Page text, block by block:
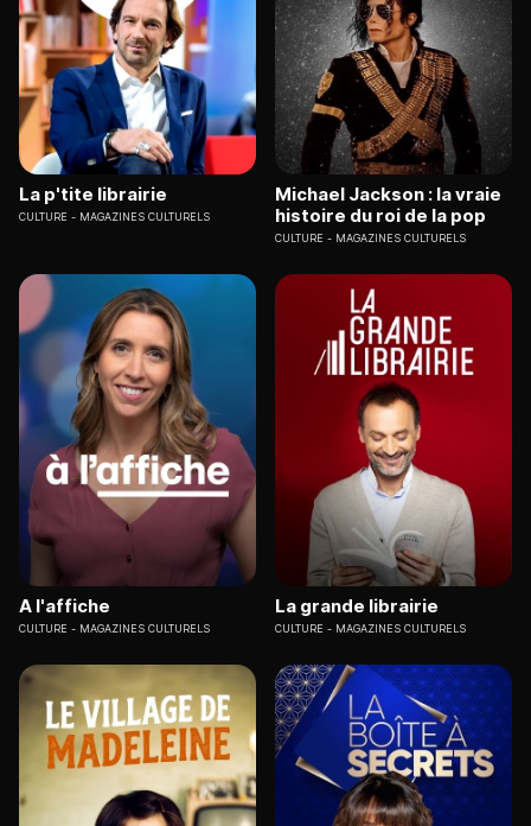
La p'tite librairie
CULTURE MAGAZINES CULTURELS
Michael Jackson : la vraie
histoire du roi de la pop
CULTURE MAGAZINES CULTURELS
A l'affiche
CULTURE MAGAZINES CULTURELS
La grande librairie
CULTURE MAGAZINES CULTURELS